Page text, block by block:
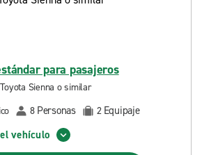
para pasajeros
Toyota Sienna o similar
8 Personas 2 Equipaje
vehículo